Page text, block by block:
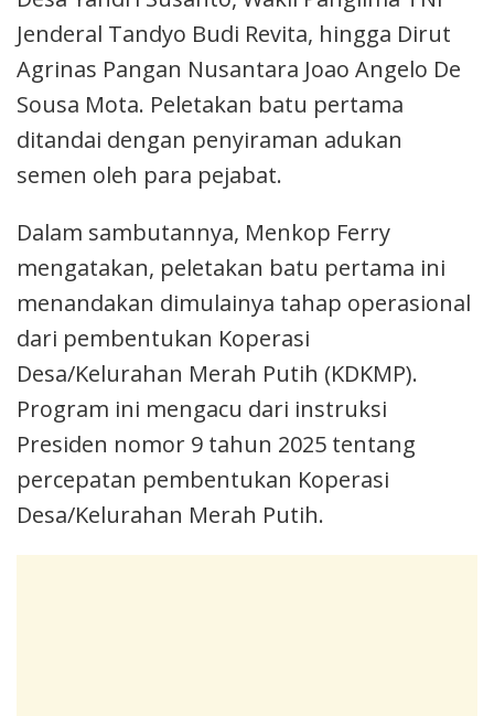
Jenderal Tandyo Budi Revita, hingga Dirut
Agrinas Pangan Nusantara Joao Angelo De
Sousa Mota. Peletakan batu pertama
ditandai dengan penyiraman adukan
semen oleh para pejabat.
Dalam sambutannya, Menkop Ferry
mengatakan, peletakan batu pertama ini
menandakan dimulainya tahap operasional
dari pembentukan Koperasi
Desa/Kelurahan Merah Putih (KDKMP).
Program ini mengacu dari instruksi
Presiden nomor 9 tahun 2025 tentang
percepatan pembentukan Koperasi
Desa/Kelurahan Merah Putih.